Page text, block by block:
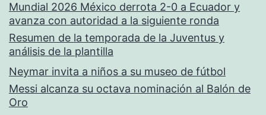
Mundial 2026 México derrota 2-0 a Ecuador y
avanza con autoridad a la siguiente ronda
Resumen de la temporada de la Juventus y
análisis de la plantilla
Neymar invita a niños a su museo de fútbol
Messi alcanza su octava nominación al Balón de
Oro